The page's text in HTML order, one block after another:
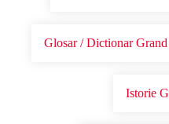
Glosar / Dictionar Grand
Istorie